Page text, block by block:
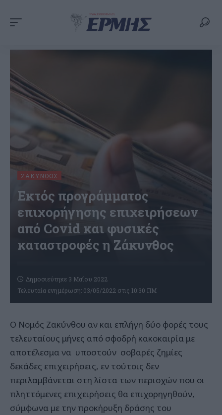
ΖΆΚΥΝΘΟΣ
Εκτός προγράμματος
επιχορήγησης επιχειρήσεων
από Covid και φυσικές
καταστροφές η Ζάκυνθος
Τελευταία ενημέρωση: 03/05/2022 στις 10:30 ΠΜ
Δημοσιεύτηκε 3 Μαΐου 2022
Ο Νομός Ζακύνθου αν και επλήγη δύο φορές τους
τελευταίους μήνες από σφοδρή κακοκαιρία με
αποτέλεσμα να υποστούν σοβαρές ζημίες
δεκάδες επιχειρήσεις, εν τούτοις δεν
περιλαμβάνεται στη λίστα των περιοχών που οι
πληττόμενες επιχειρήσεις θα επιχορηγηθούν,
σύμφωνα με την προκήρυξη δράσης του